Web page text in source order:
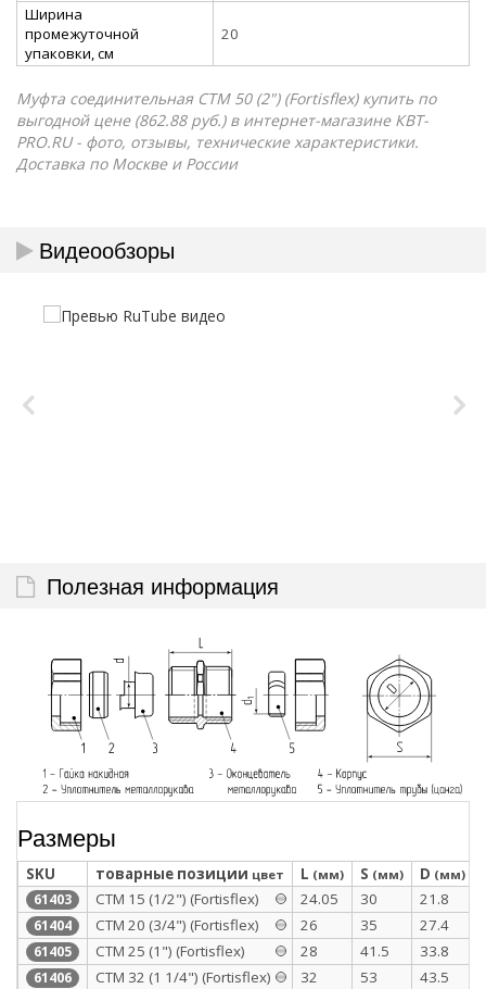
Ширина
промежуточной
упаковки, см
20
Муфта соединительная СТМ 50 (2") (Fortisflex) купить по
выгодной цене (862.88 руб.) в интернет-магазине КВТ-
PRO.RU - фото, отзывы, технические характеристики.
Доставка по Москве и России
Видеообзоры
Полезная информация
Размеры
SKU товарные позиции цвет L (мм) S (мм) D (мм)
61403 СТМ 15 (1/2") (Fortisflex) 24.05 30 21.8
61404 СТМ 20 (3/4") (Fortisflex) 26 35 27.4
61405 СТМ 25 (1") (Fortisflex) 28 41.5 33.8
61406 СТМ 32 (1 1/4") (Fortisflex) 32 53 43.5